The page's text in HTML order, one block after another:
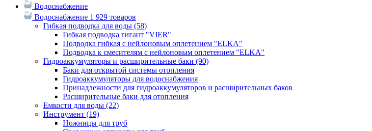
Водоснабжение
Водоснабжение 1 929 товаров
Гибкая подводка для воды (58)
Гибкая подводка гигант "VIER"
Подводка гибкая с нейлоновым оплетением "ELKA"
Подводка к смесителям с нейлоновым оплетением "ELKA"
Гидроаккумуляторы и расширительные баки (90)
Баки для открытой системы отопления
Гидроаккумуляторы для водоснабжения
Принадлежности для гидроаккумуляторов и расширительных баков
Расширительные баки для отопления
Емкости для воды (22)
Инструмент (19)
Ножницы для труб